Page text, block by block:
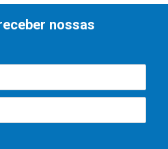
nossas